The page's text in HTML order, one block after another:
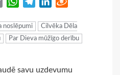
Copy
WhatsApp
TelegramLinkedIn
noslēpumi
Cilvēka Dēla
Par Dieva mūžīgo derību
savu uzdevumu